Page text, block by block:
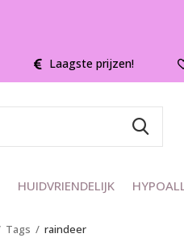
HUIDVRIENDELIJK
Laagste prijzen!
Tags raindeer